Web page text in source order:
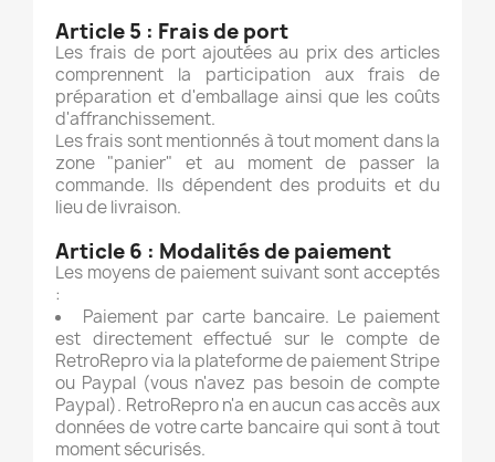
Article 5 : Frais de port
Les frais de port ajoutées au prix des articles
comprennent la participation aux frais de
préparation et d'emballage ainsi que les coûts
d'affranchissement.
Les frais sont mentionnés à tout moment dans la
zone "panier" et au moment de passer la
commande. Ils dépendent des produits et du
lieu de livraison.
Article 6 : Modalités de paiement
Les moyens de paiement suivant sont acceptés
:
Paiement par carte bancaire. Le paiement
est directement effectué sur le compte de
RetroRepro via la plateforme de paiement Stripe
ou Paypal (vous n'avez pas besoin de compte
Paypal). RetroRepro n'a en aucun cas accès aux
données de votre carte bancaire qui sont à tout
moment sécurisés.